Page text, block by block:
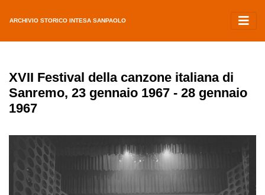
ARCHIVIO STORICO INTESA SANPAOLO
XVII Festival della canzone italiana di
Sanremo, 23 gennaio 1967 - 28 gennaio
1967